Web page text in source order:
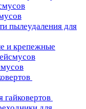
пылеудаления для
и крепежные
гайковертов